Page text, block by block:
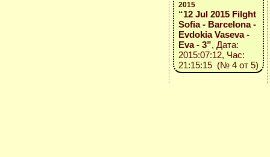
2015
“12 Jul 2015 Filght
Sofia - Barcelona -
Evdokia Vaseva -
Eva - 3”, Дата:
2015:07:12, Час:
21:15:15 (№ 4 от 5)